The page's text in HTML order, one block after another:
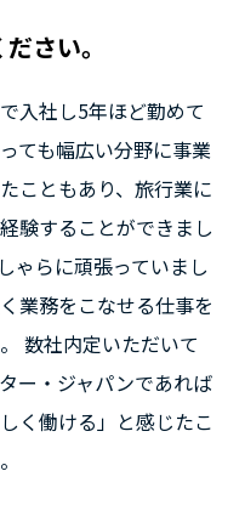
さい。
入社し5年ほど勤めて
ても幅広い分野に事業
こともあり、旅行業に
験することができまし
ゃらに頑張っていまし
業務をこなせる仕事を
数社内定いただいて
ー・ジャパンであれば
く働ける」と感じたこ